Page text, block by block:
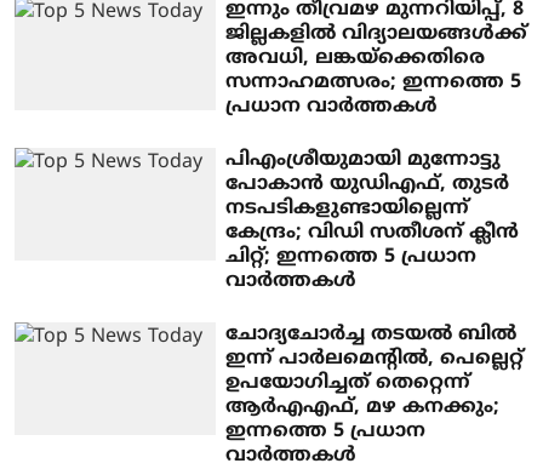
ഇന്നും തീവ്രമഴ മുന്നറിയിപ്പ്, 8
ജില്ലകളില്‍ വിദ്യാലയങ്ങൾക്ക്
അവധി, ലങ്കയ്‌ക്കെതിരെ
സന്നാഹമത്സരം; ഇന്നത്തെ 5
പ്രധാന വാര്‍ത്തകള്‍
പിഎംശ്രീയുമായി മുന്നോട്ടു
പോകാന്‍ യുഡിഎഫ്, തുടര്‍
നടപടികളുണ്ടായില്ലെന്ന്
കേന്ദ്രം; വിഡി സതീശന് ക്ലീന്‍
ചിറ്റ്; ഇന്നത്തെ 5 പ്രധാന
വാര്‍ത്തകള്‍
ചോദ്യചോര്‍ച്ച തടയല്‍ ബില്‍
ഇന്ന് പാര്‍ലമെന്റില്‍, പെല്ലെറ്റ്
ഉപയോഗിച്ചത് തെറ്റെന്ന്
ആര്‍എഎഫ്, മഴ കനക്കും;
ഇന്നത്തെ 5 പ്രധാന
വാര്‍ത്തകള്‍